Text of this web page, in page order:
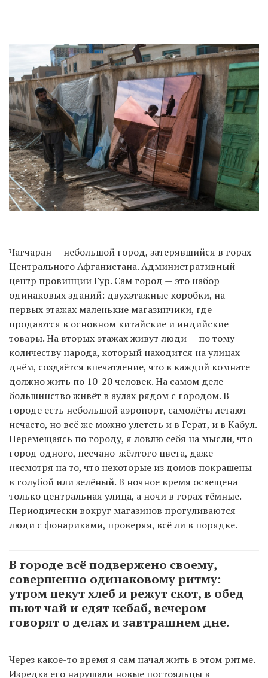
Чагчаран — небольшой город, затерявшийся в горах
Центрального Афганистана. Административный
центр провинции Гур. Сам город — это набор
одинаковых зданий: двухэтажные коробки, на
первых этажах маленькие магазинчики, где
продаются в основном китайские и индийские
товары. На вторых этажах живут люди — по тому
количеству народа, который находится на улицах
днём, создаётся впечатление, что в каждой комнате
должно жить по 10-20 человек. На самом деле
большинство живёт в аулах рядом с городом. В
городе есть небольшой аэропорт, самолёты летают
нечасто, но всё же можно улететь и в Герат, и в Кабул.
Перемещаясь по городу, я ловлю себя на мысли, что
город одного, песчано-жёлтого цвета, даже
несмотря на то, что некоторые из домов покрашены
в голубой или зелёный. В ночное время освещена
только центральная улица, а ночи в горах тёмные.
Периодически вокруг магазинов прогуливаются
люди с фонариками, проверяя, всё ли в порядке.
В городе всё подвержено своему,
совершенно одинаковому ритму:
утром пекут хлеб и режут скот, в обед
пьют чай и едят кебаб, вечером
говорят о делах и завтрашнем дне.
Через какое-то время я сам начал жить в этом ритме.
Изредка его нарушали новые постояльцы в